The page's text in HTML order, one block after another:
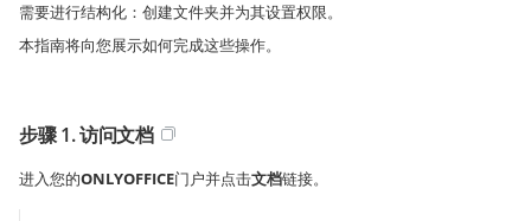
需要进行结构化：创建文件夹并为其设置权限。
本指南将向您展示如何完成这些操作。
步骤 1. 访问文档
进入您的ONLYOFFICE门户并点击文档链接。